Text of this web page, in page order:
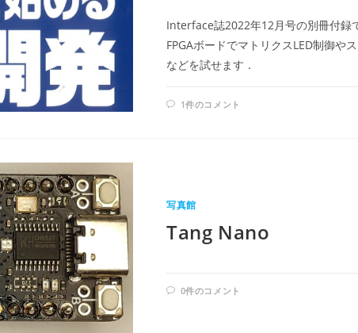
Interface誌2022年12月号の別冊付録
FPGAボードでマトリクスLED制御や
などを試せます．
1件のコメント
写真館
Tang Nano
0件のコメント